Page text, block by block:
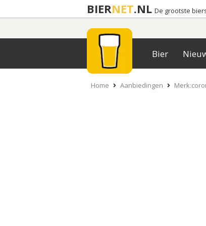
BIERNET.NL De grootste
Bier
Home Aanbiedingen